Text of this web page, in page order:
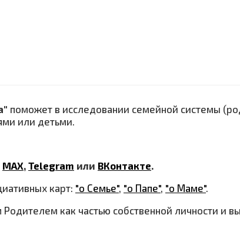
поможет в исследовании семейной системы
или детьми.
МАХ, Telegram или ВКонтакте.
карт: "о Семье", "о Папе", "о Маме".
как частью собственной личности и